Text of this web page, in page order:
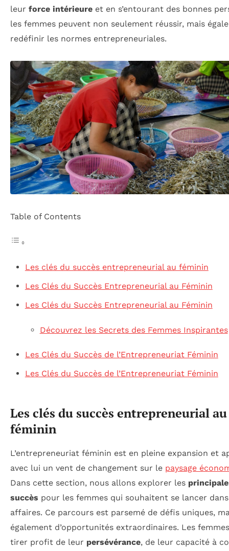
leur force intérieure et en s’entourant des bonnes
les femmes peuvent non seulement réussir, mais
redéfinir les normes entrepreneuriales.
Table of Contents
Les clés du succès entrepreneurial au féminin
Les Clés du Succès Entrepreneurial au Féminin
Les Clés du Succès Entrepreneurial au Féminin
Découvrez les Secrets des Femmes Inspirantes
Les Clés du Succès de l’Entrepreneuriat Féminin
Les Clés du Succès de l’Entrepreneuriat Féminin
Les clés du succès entrepreneurial au
féminin
L’entrepreneuriat féminin est en pleine expansion et
avec lui un vent de changement sur le paysage
Dans cette section, nous allons explorer les
succès pour les femmes qui souhaitent se lancer
affaires. Ce parcours est parsemé de défis uniques,
également d’opportunités extraordinaires. Les
tirer profit de leur persévérance, de leur capacité à